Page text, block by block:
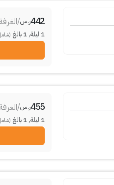
442ر.س/الغرفة
1 ليلة,
1 بالغ
455ر.س/الغرفة
1 ليلة,
1 بالغ